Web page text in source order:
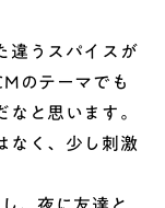
違うスパイスが
のテーマでも
と思います。
なく、少し刺激
、夜に友達と